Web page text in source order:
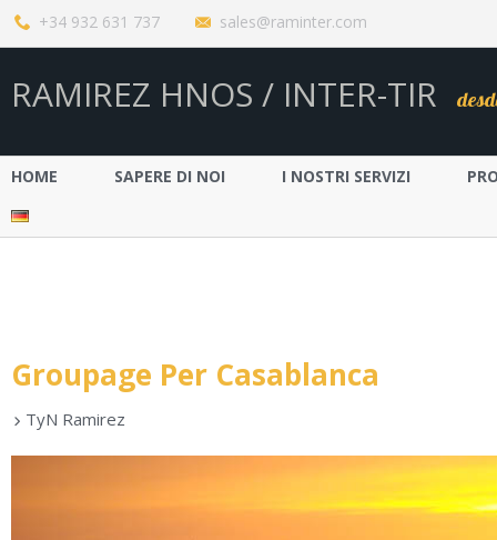
+34 932 631 737 sales@raminter.com
RAMIREZ HNOS / INTER-TIR
HOME SAPERE DI NOI I NOSTRI SERVIZI
Groupage Per Casablanca
TyN Ramirez